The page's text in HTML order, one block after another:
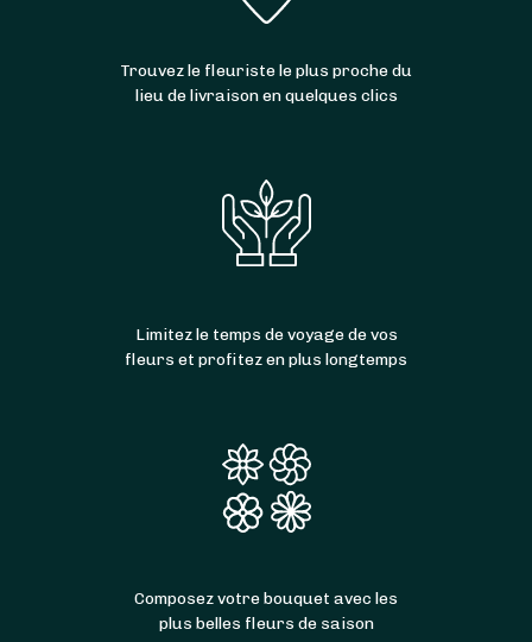
Trouvez le fleuriste le plus proche du
lieu de livraison en quelques clics
Limitez le temps de voyage de vos
fleurs et profitez en plus longtemps
Composez votre bouquet avec les
plus belles fleurs de saison